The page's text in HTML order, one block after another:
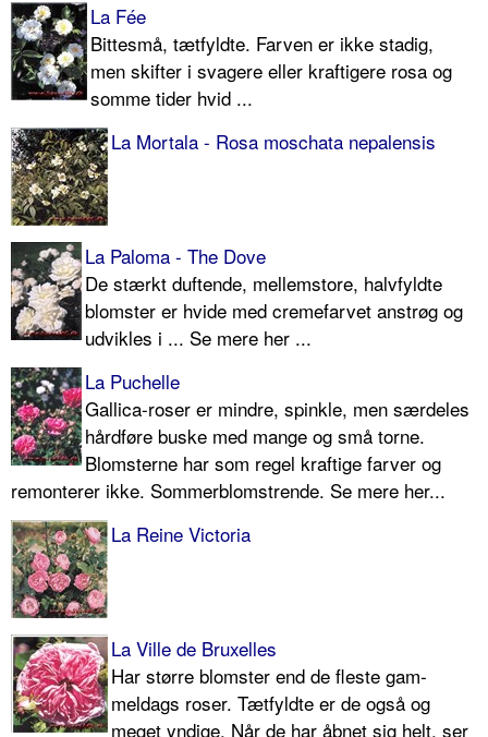
La Fée
Bittesmå, tætfyldte. Farven er ikke stadig,
men skifter i svagere eller kraftigere rosa og
somme tider hvid ...
La Mortala - Rosa moschata nepalensis
La Paloma - The Dove
De stærkt duftende, mellemstore, halvfyldte
blomster er hvide med cremefarvet anstrøg og
udvikles i ... Se mere her ...
La Puchelle
Gallica-roser er mindre, spinkle, men særdeles
hårdføre buske med mange og små torne.
Blomsterne har som regel kraftige farver og
remonterer ikke. Sommerblomstrende. Se mere her...
La Reine Victoria
La Ville de Bruxelles
Har større blomster end de fleste gam­
meldags roser. Tætfyldte er de også og
meget yndige. Når de har åbnet sig helt, ser